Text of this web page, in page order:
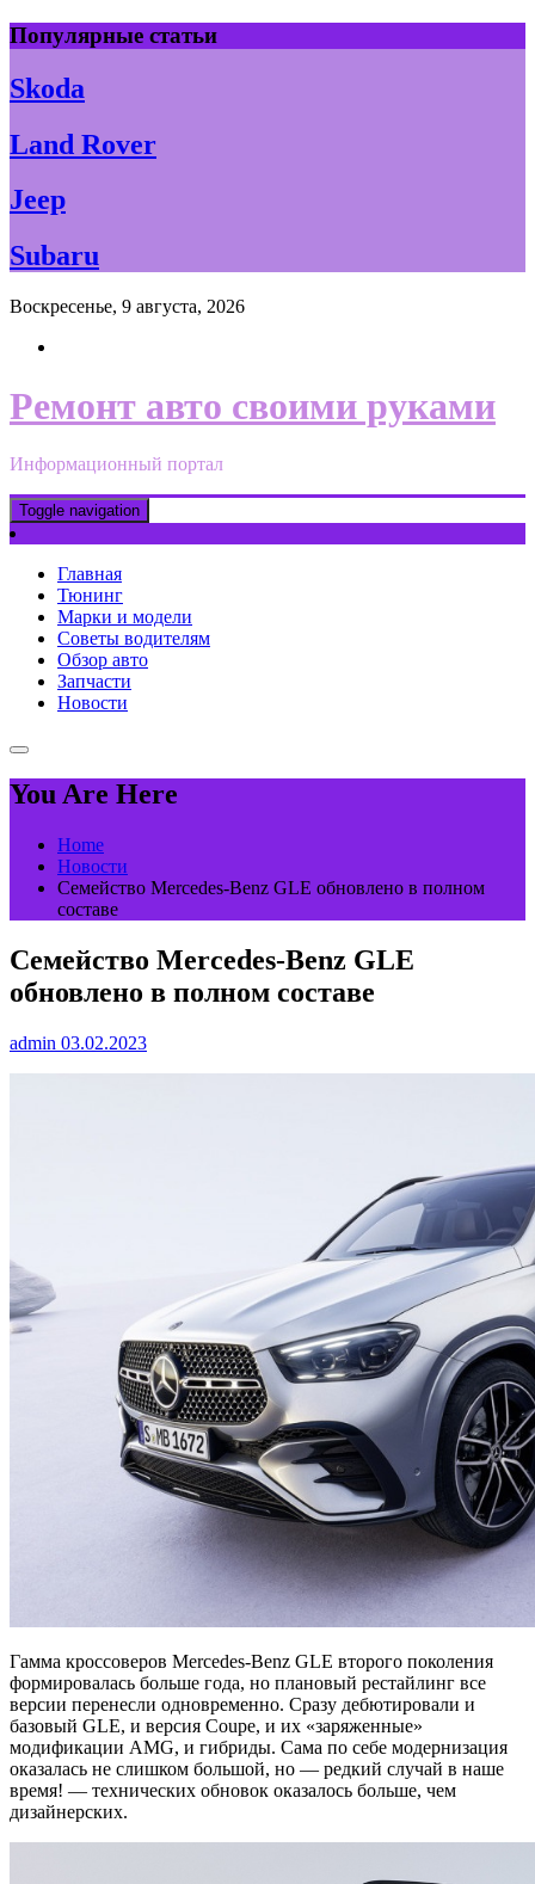
Skip
to
content
Популярные статьи
Skoda
Land Rover
Jeep
Subaru
Воскресенье, 9 августа, 2026
Ремонт авто своими руками
Информационный портал
Toggle navigation
Главная
Тюнинг
Марки и модели
Советы водителям
Обзор авто
Запчасти
Новости
You Are Here
Home
Новости
Семейство Mercedes-Benz GLE обновлено в полном
составе
Семейство Mercedes-Benz GLE
обновлено в полном составе
admin 03.02.2023
Гамма кроссоверов Mercedes-Benz GLE второго поколения
формировалась больше года, но плановый рестайлинг все
версии перенесли одновременно. Сразу дебютировали и
базовый GLE, и версия Coupe, и их «заряженные»
модификации AMG, и гибриды. Сама по себе модернизация
оказалась не слишком большой, но — редкий случай в наше
время! — технических обновок оказалось больше, чем
дизайнерских.